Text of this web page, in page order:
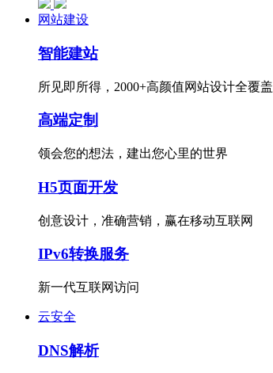
网站建设
智能建站
所见即所得，2000+高颜值网站设计全覆盖
高端定制
领会您的想法，建出您心里的世界
H5页面开发
创意设计，准确营销，赢在移动互联网
IPv6转换服务
新一代互联网访问
云安全
DNS解析